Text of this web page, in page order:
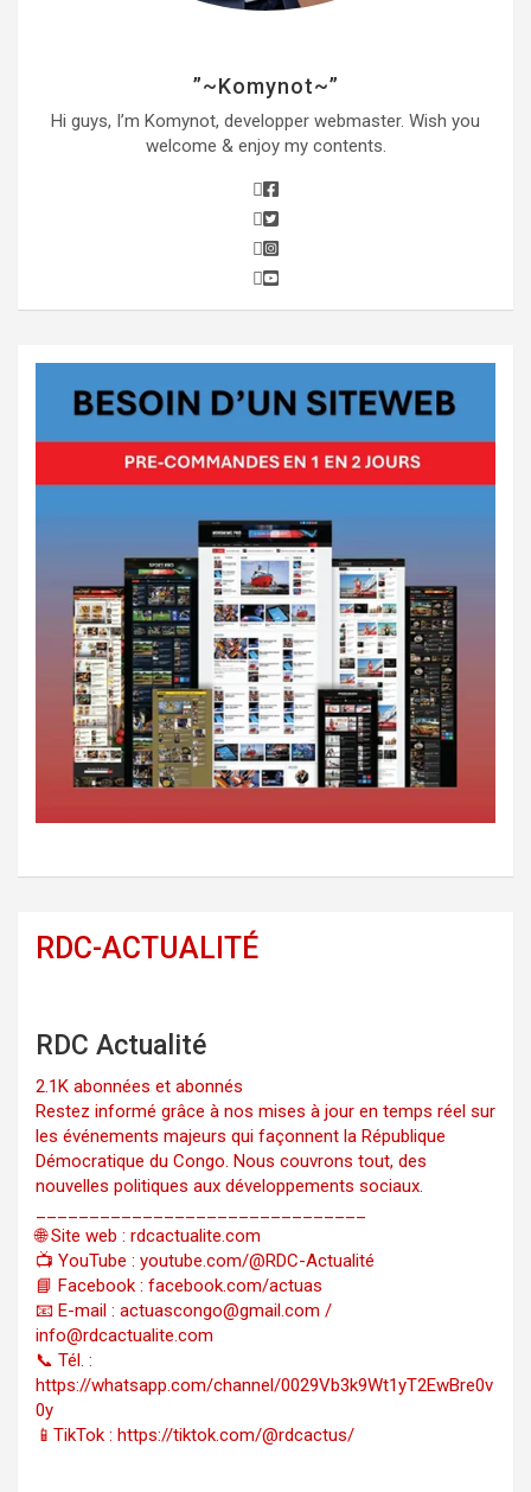
”~Komynot~”
Hi guys, I’m Komynot, developper webmaster. Wish you
welcome & enjoy my contents.
RDC-ACTUALITÉ
RDC Actualité
2.1K abonnées et abonnés
Restez informé grâce à nos mises à jour en temps réel sur
les événements majeurs qui façonnent la République
Démocratique du Congo. Nous couvrons tout, des
nouvelles politiques aux développements sociaux.
🌐 Site web : rdcactualite.com
📺 YouTube : youtube.com/@RDC-Actualité
📘 Facebook : facebook.com/actuas
📧 E-mail : actuascongo@gmail.com /
info@rdcactualite.com
📞 Tél. : ‪‪‪‪‪‪‪‪‪‪‪‪‪‪‪‪‪‪‪‪‪‪‪‪‪‪‪‪‪‪‪‪
https://whatsapp.com/channel/0029Vb3k9Wt1yT2EwBre0v
0y
📱TikTok : https://tiktok.com/@rdcactus/